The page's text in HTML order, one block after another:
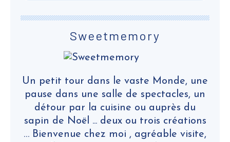
Sweetmemory
Un petit tour dans le vaste Monde, une
pause dans une salle de spectacles, un
détour par la cuisine ou auprès du
sapin de Noël ... deux ou trois créations
… Bienvenue chez moi , agréable visite,